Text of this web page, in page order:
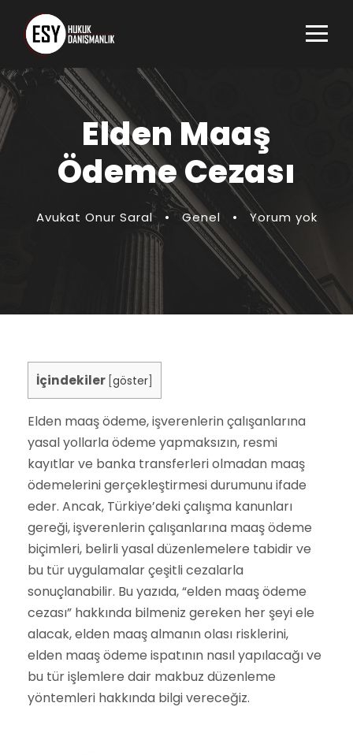
Elden Maaş
Ödeme Cezası
Avukat Onur Saral • Genel • Yorum yok
İçindekiler göster
Elden maaş ödeme, işverenlerin çalışanlarına
yasal yollarla ödeme yapmaksızın, resmi
kayıtlar ve banka transferleri olmadan maaş
ödemelerini gerçekleştirmesi durumunu ifade
eder. Ancak, Türkiye’deki çalışma kanunları
gereği, işverenlerin çalışanlarına maaş ödeme
biçimleri, belirli yasal düzenlemelere tabidir ve
bu tür uygulamalar çeşitli cezalarla
sonuçlanabilir. Bu yazıda, “elden maaş ödeme
cezası” hakkında bilmeniz gereken her şeyi ele
alacak, elden maaş almanın olası risklerini,
elden maaş ödeme ispatının nasıl yapılacağı ve
bu tür işlemlere dair makbuz düzenleme
yöntemleri hakkında bilgi vereceğiz.